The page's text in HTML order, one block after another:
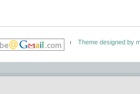
Theme designed by